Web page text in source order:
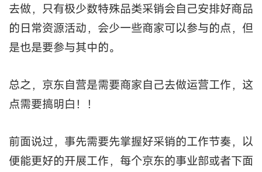
去做，只有极少数特殊品类采销会自己安排好商品
的日常资源活动，会少一些商家可以参与的点，但
是也是要参与其中的。
总之，京东自营是需要商家自己去做运营工作，这
点需要搞明白！！
前面说过，事先需要先掌握好采销的工作节奏，以
便能更好的开展工作，每个京东的事业部或者下面